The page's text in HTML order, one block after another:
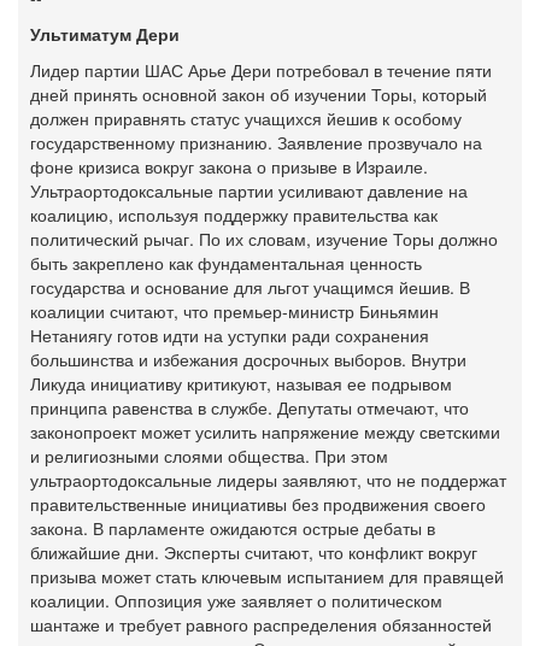
Ультиматум Дери
Лидер партии ШАС Арье Дери потребовал в течение пяти
дней принять основной закон об изучении Торы, который
должен приравнять статус учащихся йешив к особому
государственному признанию. Заявление прозвучало на
фоне кризиса вокруг закона о призыве в Израиле.
Ультраортодоксальные партии усиливают давление на
коалицию, используя поддержку правительства как
политический рычаг. По их словам, изучение Торы должно
быть закреплено как фундаментальная ценность
государства и основание для льгот учащимся йешив. В
коалиции считают, что премьер-министр Биньямин
Нетаниягу готов идти на уступки ради сохранения
большинства и избежания досрочных выборов. Внутри
Ликуда инициативу критикуют, называя ее подрывом
принципа равенства в службе. Депутаты отмечают, что
законопроект может усилить напряжение между светскими
и религиозными слоями общества. При этом
ультраортодоксальные лидеры заявляют, что не поддержат
правительственные инициативы без продвижения своего
закона. В парламенте ожидаются острые дебаты в
ближайшие дни. Эксперты считают, что конфликт вокруг
призыва может стать ключевым испытанием для правящей
коалиции. Оппозиция уже заявляет о политическом
шантаже и требует равного распределения обязанностей